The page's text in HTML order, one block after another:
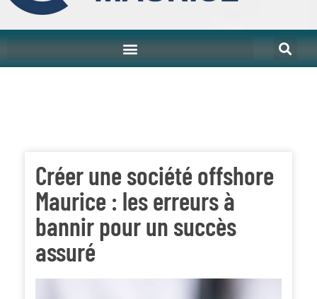
Créer une société offshore
Maurice : les erreurs à
bannir pour un succès
assuré